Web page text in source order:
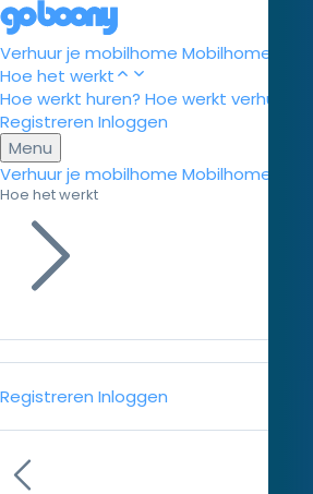
Verhuur je mobilhome Mobilhome
Hoe het werkt
Hoe werkt huren? Hoe werkt verhuren?
Registreren Inloggen
Menu
Verhuur je mobilhome Mobilhome
Hoe het werkt
Registreren Inloggen